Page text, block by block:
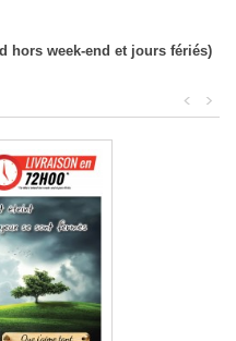
hors week-end et jours fériés)
>
<